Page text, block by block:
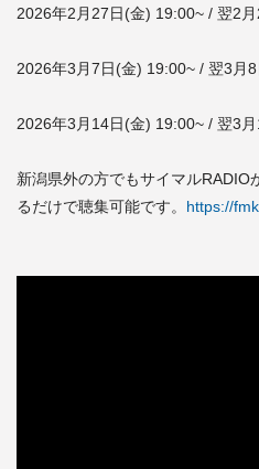
2026年2月27日(金) 19:00~ / 翌2
2026年3月7日(金) 19:00~ / 翌3月
2026年3月14日(金) 19:00~ / 翌3
新潟県外の方でもサイマルRADIO
るだけで聴集可能です。 https://